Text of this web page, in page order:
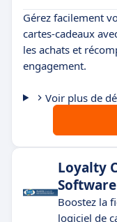
Gérez facilement
cartes-cadeaux
les achats et
engagement.
Voir plus de
Loyalty
Software
Boostez la
logiciel de